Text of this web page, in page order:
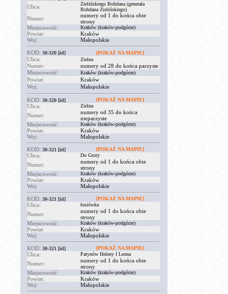
Ulica:
Zielińskiego Bohdana (generała
Bohdana Zielińskiego)
Numer:
numery od 1 do końca obie
strony
Miejscowość:
Kraków (kraków-podgórze)
Powiat:
Kraków
Woj:
Małopolskie
KOD: 30-320 [id] [POKAŻ NA MAPIE]
Ulica: Zielna
Numer:
numery od 28 do końca parzyste
Miejscowość:
Kraków (kraków-podgórze)
Powiat:
Kraków
Woj:
Małopolskie
KOD: 30-320 [id] [POKAŻ NA MAPIE]
Ulica: Zielna
Numer:
numery od 35 do końca
nieparzyste
Miejscowość:
Kraków (kraków-podgórze)
Powiat:
Kraków
Woj:
Małopolskie
KOD: 30-321 [id] [POKAŻ NA MAPIE]
Ulica: Do Groty
Numer:
numery od 1 do końca obie
strony
Miejscowość:
Kraków (kraków-podgórze)
Powiat:
Kraków
Woj:
Małopolskie
KOD: 30-321 [id] [POKAŻ NA MAPIE]
Ulica: łosiówka
Numer:
numery od 1 do końca obie
strony
Miejscowość:
Kraków (kraków-podgórze)
Powiat:
Kraków
Woj:
Małopolskie
KOD: 30-321 [id] [POKAŻ NA MAPIE]
Ulica: Patynów Heleny I Leona
Numer:
numery od 1 do końca obie
strony
Miejscowość:
Kraków (kraków-podgórze)
Powiat:
Kraków
Woj:
Małopolskie